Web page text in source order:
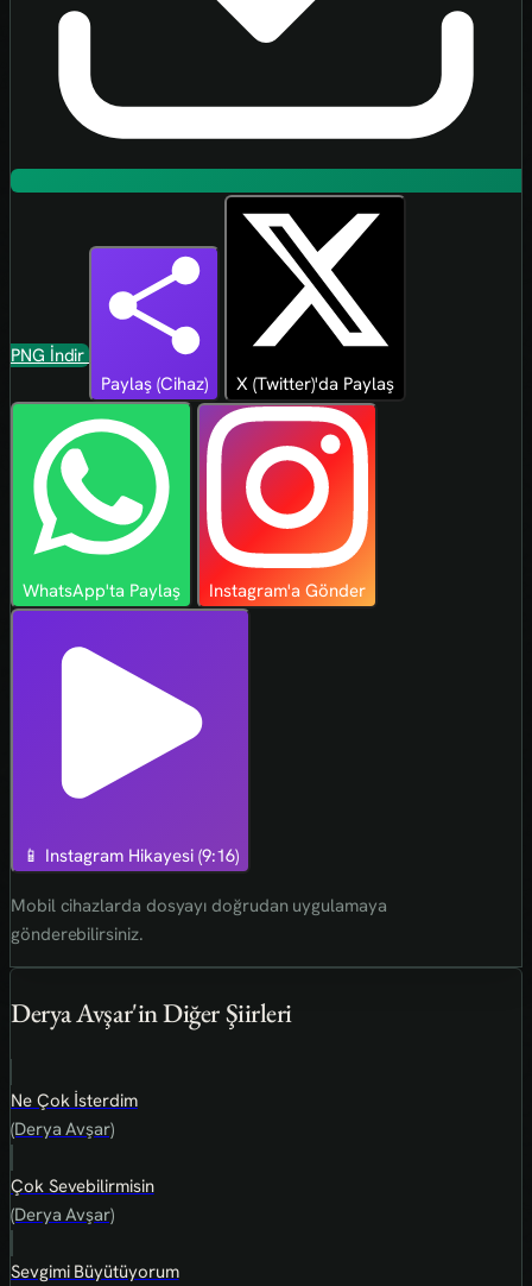
PNG İndir
Paylaş (Cihaz)
X (Twitter)'da Paylaş
WhatsApp'ta Paylaş Instagram'a Gönder
📱 Instagram Hikayesi (9:16)
Mobil cihazlarda dosyayı doğrudan uygulamaya
gönderebilirsiniz.
Derya Avşar'in Diğer Şiirleri
Ne Çok İsterdim
(Derya Avşar)
Çok Sevebilirmisin
(Derya Avşar)
Sevgimi Büyütüyorum